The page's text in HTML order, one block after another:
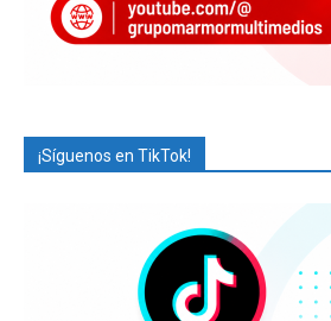
¡Síguenos en TikTok!